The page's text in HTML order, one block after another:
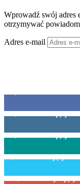
Wprowadź swój adres
otrzymywać
Adres e-mail
19,031 Obserwujący
87,900 Obserwujący
4,134 Obserwujący
173,126 Subskrybujący